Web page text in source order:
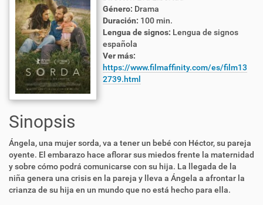
Género: Drama
Duración: 100 min.
Lengua de signos: Lengua de signos
española
Ver más:
https://www.filmaffinity.com/es/film13
2739.html
Sinopsis
Ángela, una mujer sorda, va a tener un bebé con Héctor, su pareja
oyente. El embarazo hace aflorar sus miedos frente la maternidad
y sobre cómo podrá comunicarse con su hija. La llegada de la
niña genera una crisis en la pareja y lleva a Ángela a afrontar la
crianza de su hija en un mundo que no está hecho para ella.